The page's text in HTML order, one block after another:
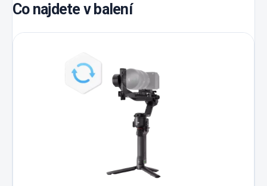
Co najdete v balení